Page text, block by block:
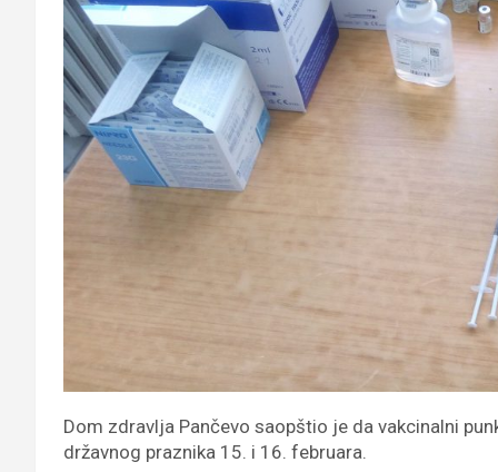
Dom zdravlja Pančevo saopštio je da vakcinalni
državnog praznika 15. i 16. februara.